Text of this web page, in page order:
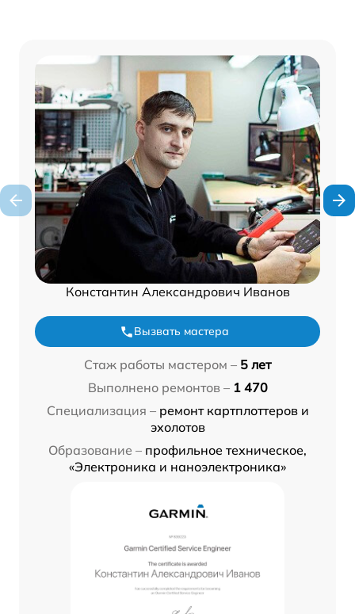
Константин Александрович Иванов
Вызвать мастера
Стаж работы мастером – 5 лет
Выполнено ремонтов – 1 470
Специализация – ремонт картплоттеров и
эхолотов
Образование – профильное техническое,
«Электроника и наноэлектроника»